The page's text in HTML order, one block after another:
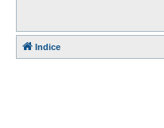
Indice